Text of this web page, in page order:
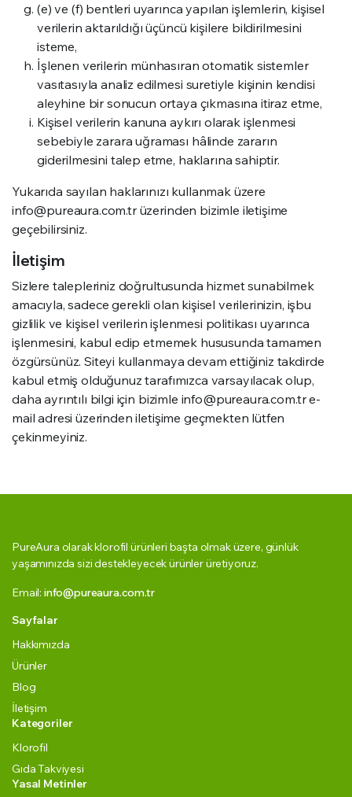
(e) ve (f) bentleri uyarınca yapılan işlemlerin, kişisel
verilerin aktarıldığı üçüncü kişilere bildirilmesini
isteme,
İşlenen verilerin münhasıran otomatik sistemler
vasıtasıyla analiz edilmesi suretiyle kişinin kendisi
aleyhine bir sonucun ortaya çıkmasına itiraz etme,
Kişisel verilerin kanuna aykırı olarak işlenmesi
sebebiyle zarara uğraması hâlinde zararın
giderilmesini talep etme, haklarına sahiptir.
Yukarıda sayılan haklarınızı kullanmak üzere
info@pureaura.com.tr üzerinden bizimle iletişime
geçebilirsiniz.
İletişim
Sizlere talepleriniz doğrultusunda hizmet sunabilmek
amacıyla, sadece gerekli olan kişisel verilerinizin, işbu
gizlilik ve kişisel verilerin işlenmesi politikası uyarınca
işlenmesini, kabul edip etmemek hususunda tamamen
özgürsünüz. Siteyi kullanmaya devam ettiğiniz takdirde
kabul etmiş olduğunuz tarafımızca varsayılacak olup,
daha ayrıntılı bilgi için bizimle info@pureaura.com.tr e-
mail adresi üzerinden iletişime geçmekten lütfen
çekinmeyiniz.
PureAura olarak klorofil ürünleri başta olmak üzere, günlük
yaşamınızda sizi destekleyecek ürünler üretiyoruz.
Email: info@pureaura.com.tr
Sayfalar
Hakkımızda
Ürünler
Blog
İletişim
Kategoriler
Klorofil
Gıda Takviyesi
Yasal Metinler